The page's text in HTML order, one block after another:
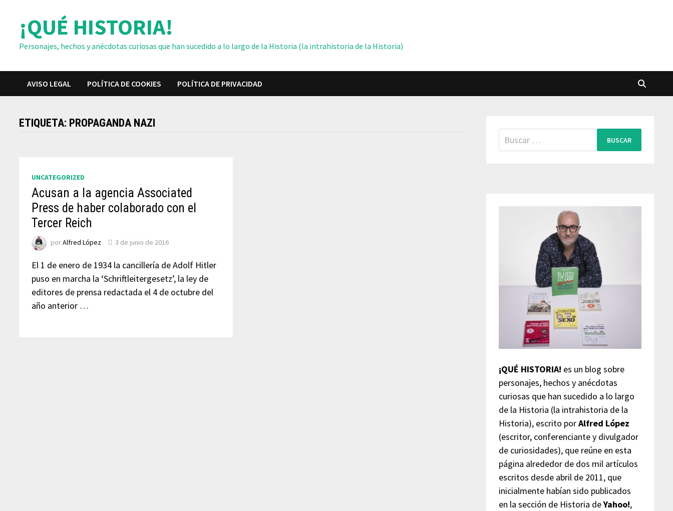
contenido¡QUÉ HISTORIA!
Personajes, hechos y anécdotas curiosas que han sucedido a lo largo de la Historia (la intrahistoria de la Historia)
AVISO LEGAL POLÍTICA DE COOKIES POLÍTICA DE PRIVACIDAD
ETIQUETA: PROPAGANDA NAZI
UNCATEGORIZED
Acusan a la agencia Associated
Press de haber colaborado con el
Tercer Reich
porAlfred López 3 de junio de 2016
El 1 de enero de 1934 la cancillería de Adolf Hitler
puso en marcha la ‘Schriftleitergesetz’, la ley de
editores de prensa redactada el 4 de octubre del
año anterior …
Buscar:
¡QUÉ HISTORIA! es un blog sobre
personajes, hechos y anécdotas
curiosas que han sucedido a lo largo
de la Historia (la intrahistoria de la
Historia), escrito porAlfred López
(escritor, conferenciante y divulgador
de curiosidades), que reúne en esta
página alrededor de dos mil artículos
escritos desde abril de 2011, que
inicialmente habían sido publicados
en la sección de Historia deYahoo!,